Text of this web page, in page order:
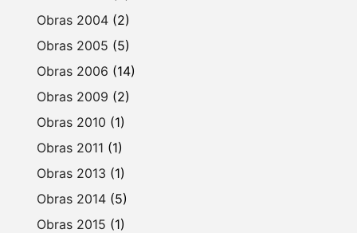
Obras 2004 (2)
Obras 2005 (5)
Obras 2006 (14)
Obras 2009 (2)
Obras 2010 (1)
Obras 2011 (1)
Obras 2013 (1)
Obras 2014 (5)
Obras 2015 (1)